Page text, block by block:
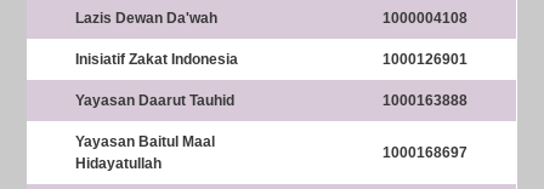
Lazis Dewan Da'wah 1000004108
Inisiatif Zakat Indonesia 1000126901
Yayasan Daarut Tauhid 1000163888
Yayasan Baitul Maal
Hidayatullah
1000168697